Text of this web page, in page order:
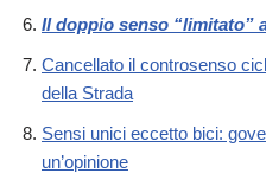
Il doppio senso “limitato”
Cancellato il controsenso
della Strada
Sensi unici eccetto bici:
un’opinione